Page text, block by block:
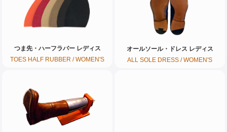
つま先・ハーフラバー レディス
TOES HALF RUBBER / WOMEN'S
オールソール・ドレス レディス
ALL SOLE DRESS / WOMEN'S